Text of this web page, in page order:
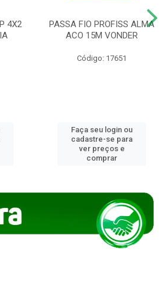
4X2
PASSA FIO PROFISS ALMA
ACO 15M VONDER
Código: 17651
Faça seu login ou
cadastre-se para
ver preços e
comprar